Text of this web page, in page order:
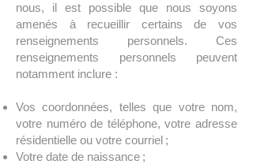
nous, il est possible que nous soyons
amenés à recueillir certains de vos
renseignements personnels. Ces
renseignements personnels peuvent
notamment inclure :
Vos coordonnées, telles que votre nom,
votre numéro de téléphone, votre adresse
résidentielle ou votre courriel ;
Votre date de naissance ;